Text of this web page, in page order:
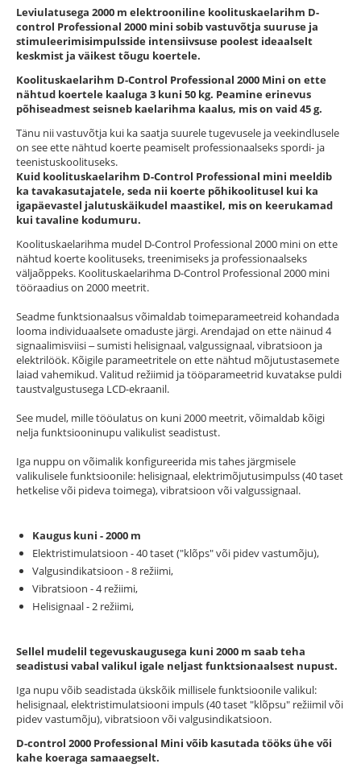
Leviulatusega 2000 m elektrooniline koolituskaelarihm D-
control Professional 2000 mini sobib vastuvõtja suuruse ja
stimuleerimisimpulsside intensiivsuse poolest ideaalselt
keskmist ja väikest tõugu koertele.
Koolituskaelarihm D-Control Professional 2000 Mini on ette
nähtud koertele kaaluga 3 kuni 50 kg. Peamine erinevus
põhiseadmest seisneb kaelarihma kaalus, mis on vaid 45 g.
Tänu nii vastuvõtja kui ka saatja suurele tugevusele ja veekindlusele
on see ette nähtud koerte peamiselt professionaalseks spordi- ja
teenistuskoolituseks.
Kuid koolituskaelarihm D-Control Professional mini meeldib
ka tavakasutajatele, seda nii koerte põhikoolitusel kui ka
igapäevastel jalutuskäikudel maastikel, mis on keerukamad
kui tavaline kodumuru.
Koolituskaelarihma mudel D-Control Professional 2000 mini on ette
nähtud koerte koolituseks, treenimiseks ja professionaalseks
väljaõppeks. Koolituskaelarihma D-Control Professional 2000 mini
tööraadius on 2000 meetrit.
Seadme funktsionaalsus võimaldab toimeparameetreid kohandada
looma individuaalsete omaduste järgi. Arendajad on ette näinud 4
signaalimisviisi ‒ sumisti helisignaal, valgussignaal, vibratsioon ja
elektrilöök. Kõigile parameetritele on ette nähtud mõjutustasemete
laiad vahemikud. Valitud režiimid ja tööparameetrid kuvatakse puldi
taustvalgustusega LCD-ekraanil.
See mudel, mille tööulatus on kuni 2000 meetrit, võimaldab kõigi
nelja funktsiooninupu valikulist seadistust.
Iga nuppu on võimalik konfigureerida mis tahes järgmisele
valikulisele funktsioonile: helisignaal, elektrimõjutusimpulss (40 taset
hetkelise või pideva toimega), vibratsioon või valgussignaal.
Kaugus kuni - 2000 m
Elektristimulatsioon - 40 taset ("klõps" või pidev vastumõju),
Valgusindikatsioon - 8 režiimi,
Vibratsioon - 4 režiimi,
Helisignaal - 2 režiimi,
Sellel mudelil tegevuskaugusega kuni 2000 m saab teha
seadistusi vabal valikul igale neljast funktsionaalsest nupust.
Iga nupu võib seadistada ükskõik millisele funktsioonile valikul:
helisignaal, elektristimulatsiooni impuls (40 taset "klõpsu" režiimil või
pidev vastumõju), vibratsioon või valgusindikatsioon.
D-control 2000 Professional Mini võib kasutada tööks ühe või
kahe koeraga samaaegselt.